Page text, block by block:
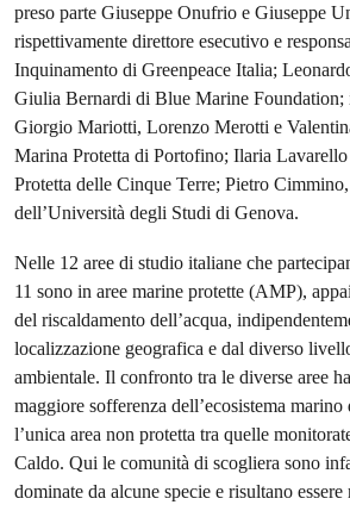
preso parte Giuseppe Onufrio e Giuseppe
rispettivamente direttore esecutivo e
Inquinamento di Greenpeace Italia;
Giulia Bernardi di Blue Marine
Giorgio Mariotti, Lorenzo Merotti e
Marina Protetta di Portofino; Ilaria
Protetta delle Cinque Terre; Pietro
dell’Università degli Studi di Genova.
Nelle 12 aree di studio italiane che
11 sono in aree marine protette (AMP),
del riscaldamento dell’acqua,
localizzazione geografica e dal diverso
ambientale. Il confronto tra le diverse aree
maggiore sofferenza dell’ecosistema marino
l’unica area non protetta tra quelle
Caldo. Qui le comunità di scogliera sono
dominate da alcune specie e risultano